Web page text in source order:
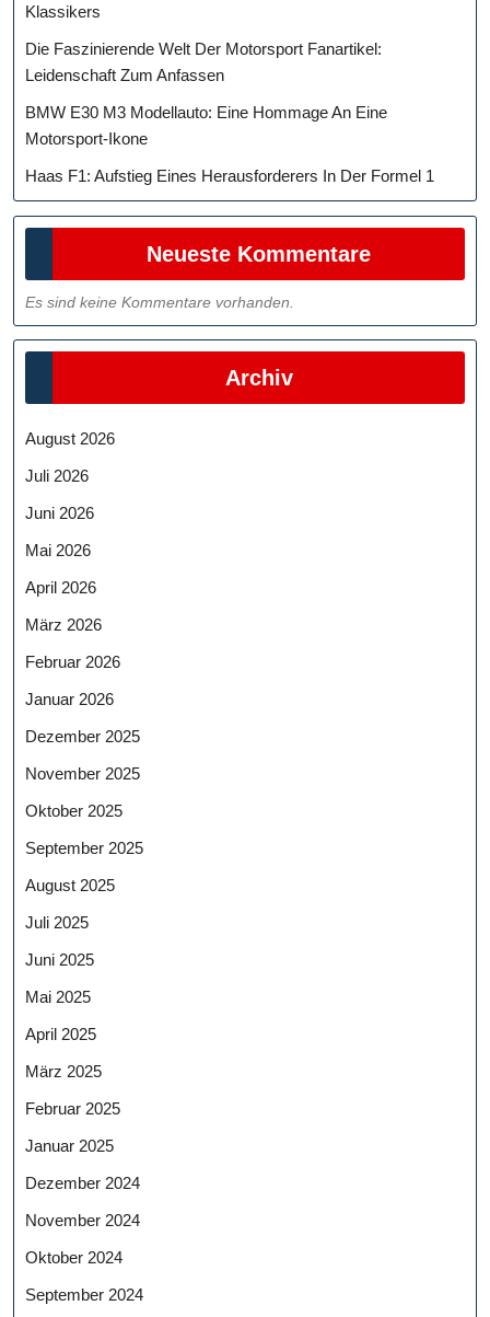
Klassikers
Die Faszinierende Welt Der Motorsport Fanartikel:
Leidenschaft Zum Anfassen
BMW E30 M3 Modellauto: Eine Hommage An Eine
Motorsport-Ikone
Haas F1: Aufstieg Eines Herausforderers In Der Formel 1
Neueste Kommentare
Es sind keine Kommentare vorhanden.
Archiv
August 2026
Juli 2026
Juni 2026
Mai 2026
April 2026
März 2026
Februar 2026
Januar 2026
Dezember 2025
November 2025
Oktober 2025
September 2025
August 2025
Juli 2025
Juni 2025
Mai 2025
April 2025
März 2025
Februar 2025
Januar 2025
Dezember 2024
November 2024
Oktober 2024
September 2024